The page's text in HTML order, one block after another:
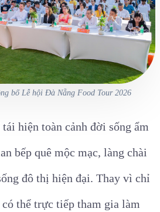
bố Lễ hội Đà Nẵng Food Tour 2026
hiện toàn cảnh đời sống ẩm
bếp quê mộc mạc, làng chài
đô thị hiện đại. Thay vì chỉ
thể trực tiếp tham gia làm